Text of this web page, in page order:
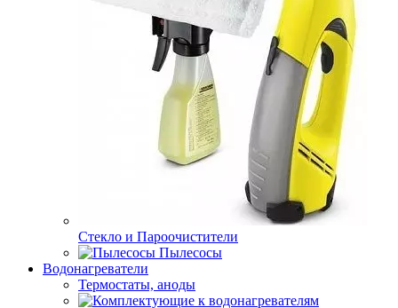
Стекло и Пароочистители
Пылесосы
Водонагреватели
Термостаты, аноды